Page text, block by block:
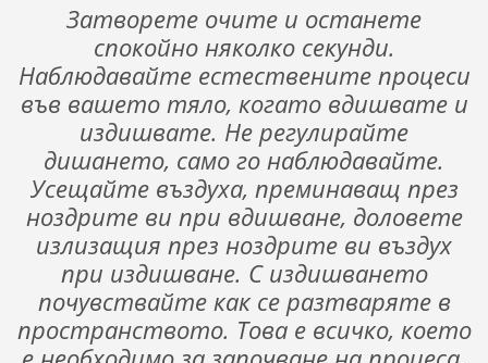
Затворете очите и останете
спокойно няколко секунди.
Наблюдавайте естествените процеси
във вашето тяло, когато вдишвате и
издишвате. Не регулирайте
дишането, само го наблюдавайте.
Усещайте въздуха, преминаващ през
ноздрите ви при вдишване, доловете
излизащия през ноздрите ви въздух
при издишване. С издишването
почувствайте как се разтваряте в
пространството. Това е всичко, което